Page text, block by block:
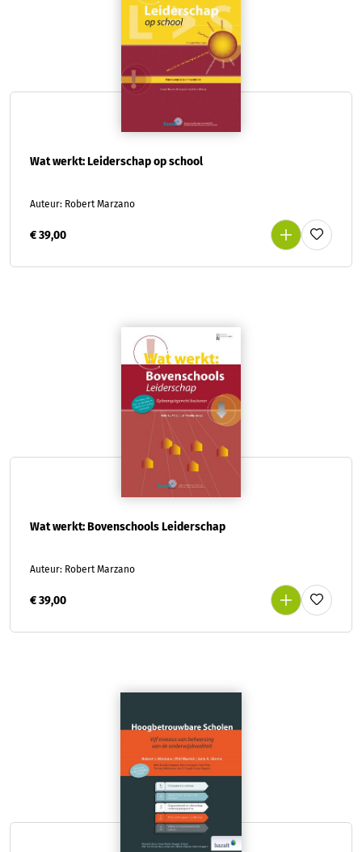
Wat werkt: Leiderschap op school
Auteur: Robert Marzano
€ 39,00
Wat werkt: Bovenschools Leiderschap
Auteur: Robert Marzano
€ 39,00